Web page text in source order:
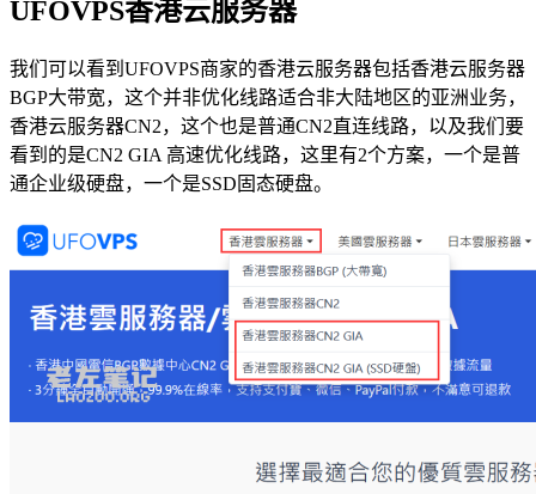
UFOVPS香港云服务器
我们可以看到UFOVPS商家的香港云服务器包括香港云服务器
BGP大带宽，这个并非优化线路适合非大陆地区的亚洲业务，
香港云服务器CN2，这个也是普通CN2直连线路，以及我们要
看到的是CN2 GIA 高速优化线路，这里有2个方案，一个是普
通企业级硬盘，一个是SSD固态硬盘。